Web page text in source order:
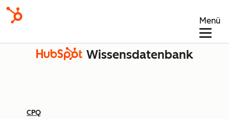
Menü
Wissensdatenbank
CPQ